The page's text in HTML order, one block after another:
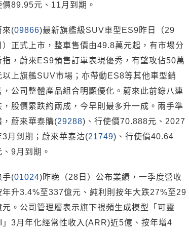
價89.95元、11月到期。
來(09866)最新旗艦級SUV車型ES9昨日（29
）正式上市，整車售價由49.8萬元起，有市場分
指，蔚來ES9預售訂單表現優秀，有望攻佔50萬
以上旗艦SUV市場；亦帶動ES8等其他車型銷
，公司整體產品組合明顯優化。蔚來此前錄八連
，股價累跌約兩成，今早則最多升一成。兩手準
，蔚來華泰購(29288)、行使價70.888元、2027
3月到期；蔚來華泰沽(21749)、行使價40.64
、9月到期。
手(01024)昨晚（28日）公布業績，一季度營收
年升3.4%至337億元、純利則按年大跌27%至29
元。公司管理層表示旗下視頻生成模型「可靈
」3月年化經常性收入(ARR)近5億、按年增4